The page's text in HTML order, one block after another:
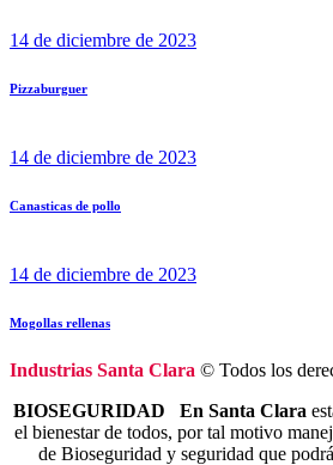
14 de diciembre de 2023
Pizzaburguer
14 de diciembre de 2023
Canasticas de pollo
14 de diciembre de 2023
Mogollas rellenas
Industrias Santa Clara © Todos los
BIOSEGURIDAD En Santa Clara
el bienestar de todos, por tal motivo
de Bioseguridad y seguridad que